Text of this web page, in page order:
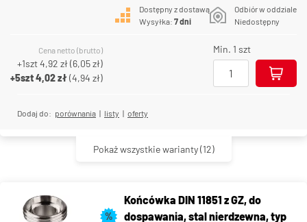
Dostępny z dostawą
Wysyłka: 7 dni
Odbiór w oddziale
Niedostępny
Cena netto (brutto)
+1szt4,92 zł(6,05 zł)
+5szt4,02 zł(4,94 zł)
Min. 1 szt
Dodaj do: porównania | listy | oferty
Pokaż wszystkie warianty(12)
%
Końcówka DIN 11851 z GZ, do
dospawania, stal nierdzewna, typ